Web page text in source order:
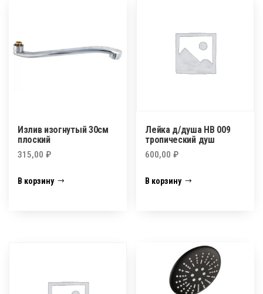
Излив изогнутый 30см
плоский
315,00 ₽
В корзину
Лейка д/душа HB 009
тропический душ
600,00₽
В корзину